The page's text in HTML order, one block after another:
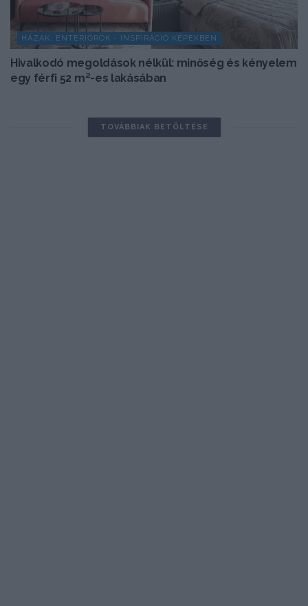
HÁZAK, ENTERIŐRÖK - INSPIRÁCIÓ KÉPEKBEN
Hivalkodó megoldások nélkül: minőség és kényelem
egy férfi 52 m²-es lakásában
TOVÁBBIAK BETÖLTÉSE